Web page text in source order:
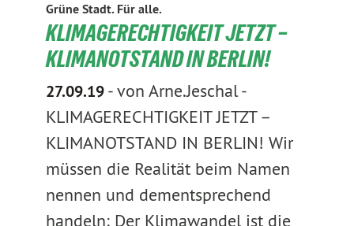
Grüne Stadt. Für alle.
KLIMAGERECHTIGKEIT JETZT –
KLIMANOTSTAND IN BERLIN!
27.09.19-von Arne.Jeschal-
KLIMAGERECHTIGKEIT JETZT –
KLIMANOTSTAND IN BERLIN! Wir
müssen die Realität beim Namen
nennen und dementsprechend
handeln: Der Klimawandel ist die